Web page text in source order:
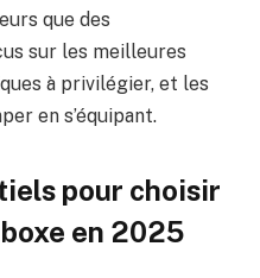
que des
sur les meilleures
à privilégier, et les
en s’équipant.
pour choisir
en 2025